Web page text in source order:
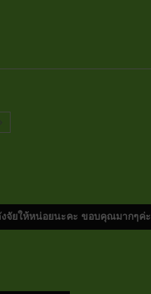
จัยให้หน่อยนะคะ ขอบคุณมากๆค่ะ